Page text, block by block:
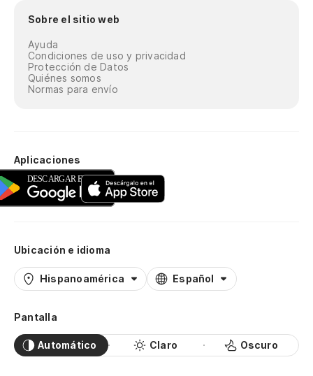
Sobre el sitio web
Ayuda
Condiciones de uso y privacidad
Protección de Datos
Quiénes somos
Normas para envío
Aplicaciones
Ubicación e idioma
Hispanoamérica Español
Pantalla
Automático Claro Oscuro